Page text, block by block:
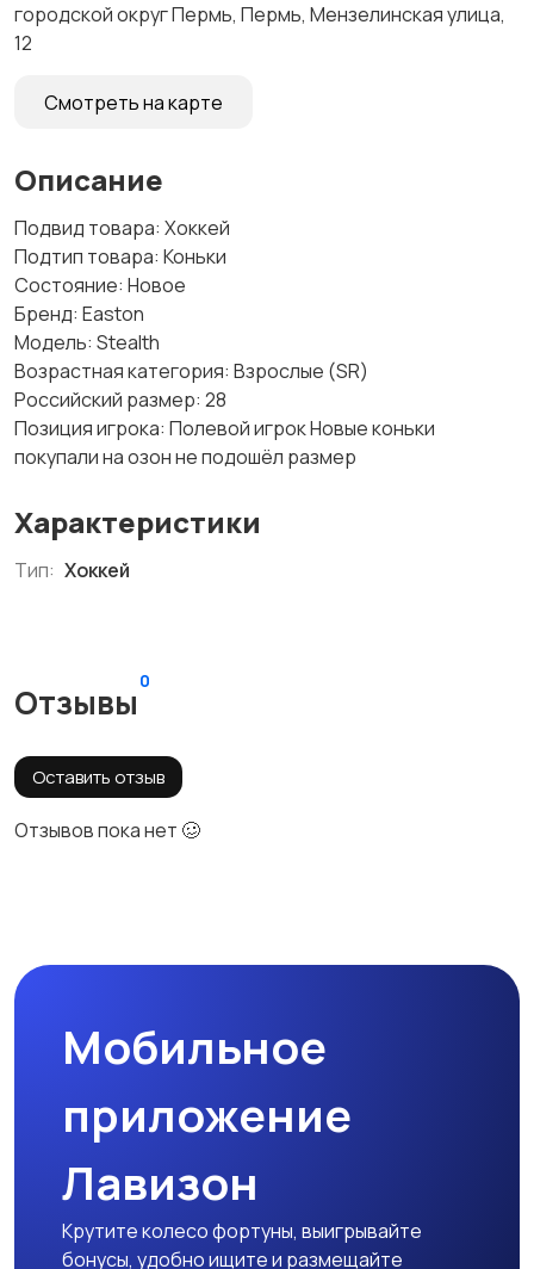
городской округ Пермь, Пермь, Мензелинская улица,
12
Смотреть на карте
Описание
Подвид товара: Хоккей
Подтип товара: Коньки
Состояние: Новое
Бренд: Easton
Модель: Stealth
Возрастная категория: Взрослые (SR)
Российский размер: 28
Позиция игрока: Полевой игрок Новые коньки
покупали на озон не подошёл размер
Характеристики
Тип: Хоккей
Отзывы
0
Оставить отзыв
Отзывов пока нет 🥴
Мобильное
приложение
Лавизон
Крутите колесо фортуны, выигрывайте
бонусы, удобно ищите и размещайте